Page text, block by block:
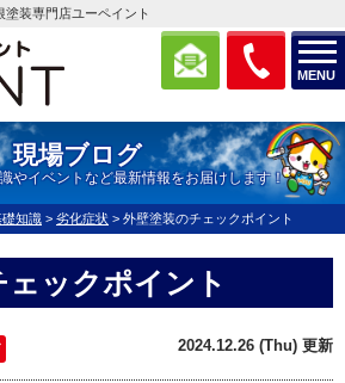
MENU
装専門店ユーペイント
現場ブログ
やイベントなど最新情報をお届けします！
知識 > 劣化症状 > 外壁塗装のチェックポイント
ックポイント
2024.12.26 (Thu) 更新